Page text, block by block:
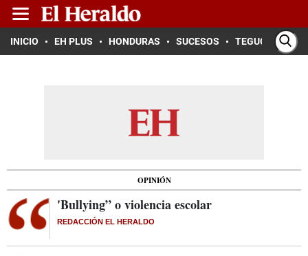
INICIO EH PLUS HONDURAS SUCESOS TEGUCIGALPA
OPINIÓN
'Bullying” o violencia escolar
REDACCIÓN EL HERALDO